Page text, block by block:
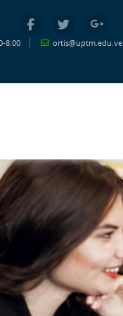
8:00 ortis@uptm.edu.ve